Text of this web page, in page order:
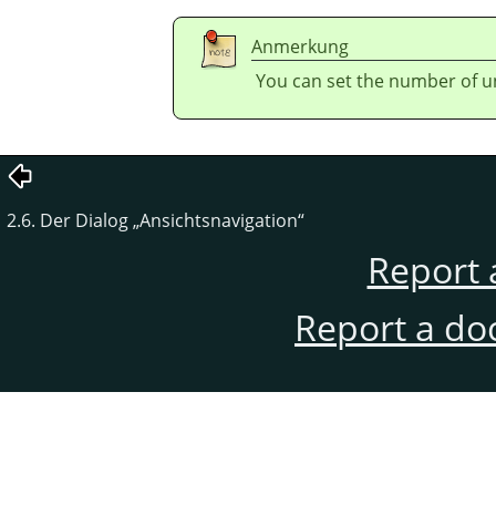
Anmerkung
You can set the number of
2.6. Der Dialog„Ansichtsnavigation“
Report
Report a